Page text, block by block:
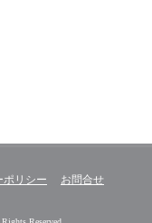
ポリシー お問合せ